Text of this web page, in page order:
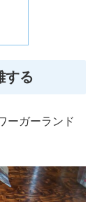
する
ーガーランド